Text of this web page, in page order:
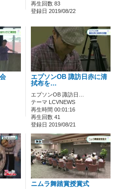
再生回数 83
登録日 2019/08/22
エプソンOB 諏訪日赤に清
拭布を…
エプソンOB 諏訪日…
テーマ LCVNEWS
再生時間 00:01:16
再生回数 41
登録日 2019/08/21
ニムラ舞踏賞授賞式